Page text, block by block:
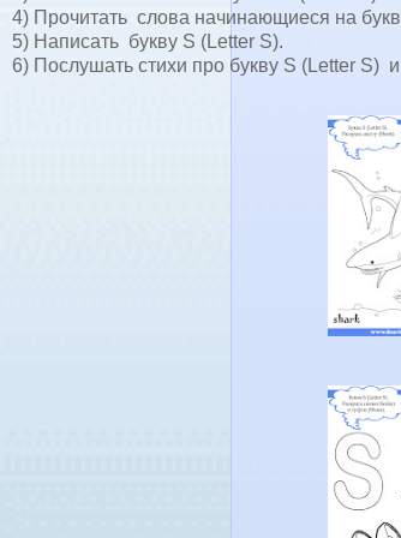
4) Прочитать слова начинающиеся на
5) Написать букву S (Letter S).
6) Послушать стихи про букву S (Letter S) и